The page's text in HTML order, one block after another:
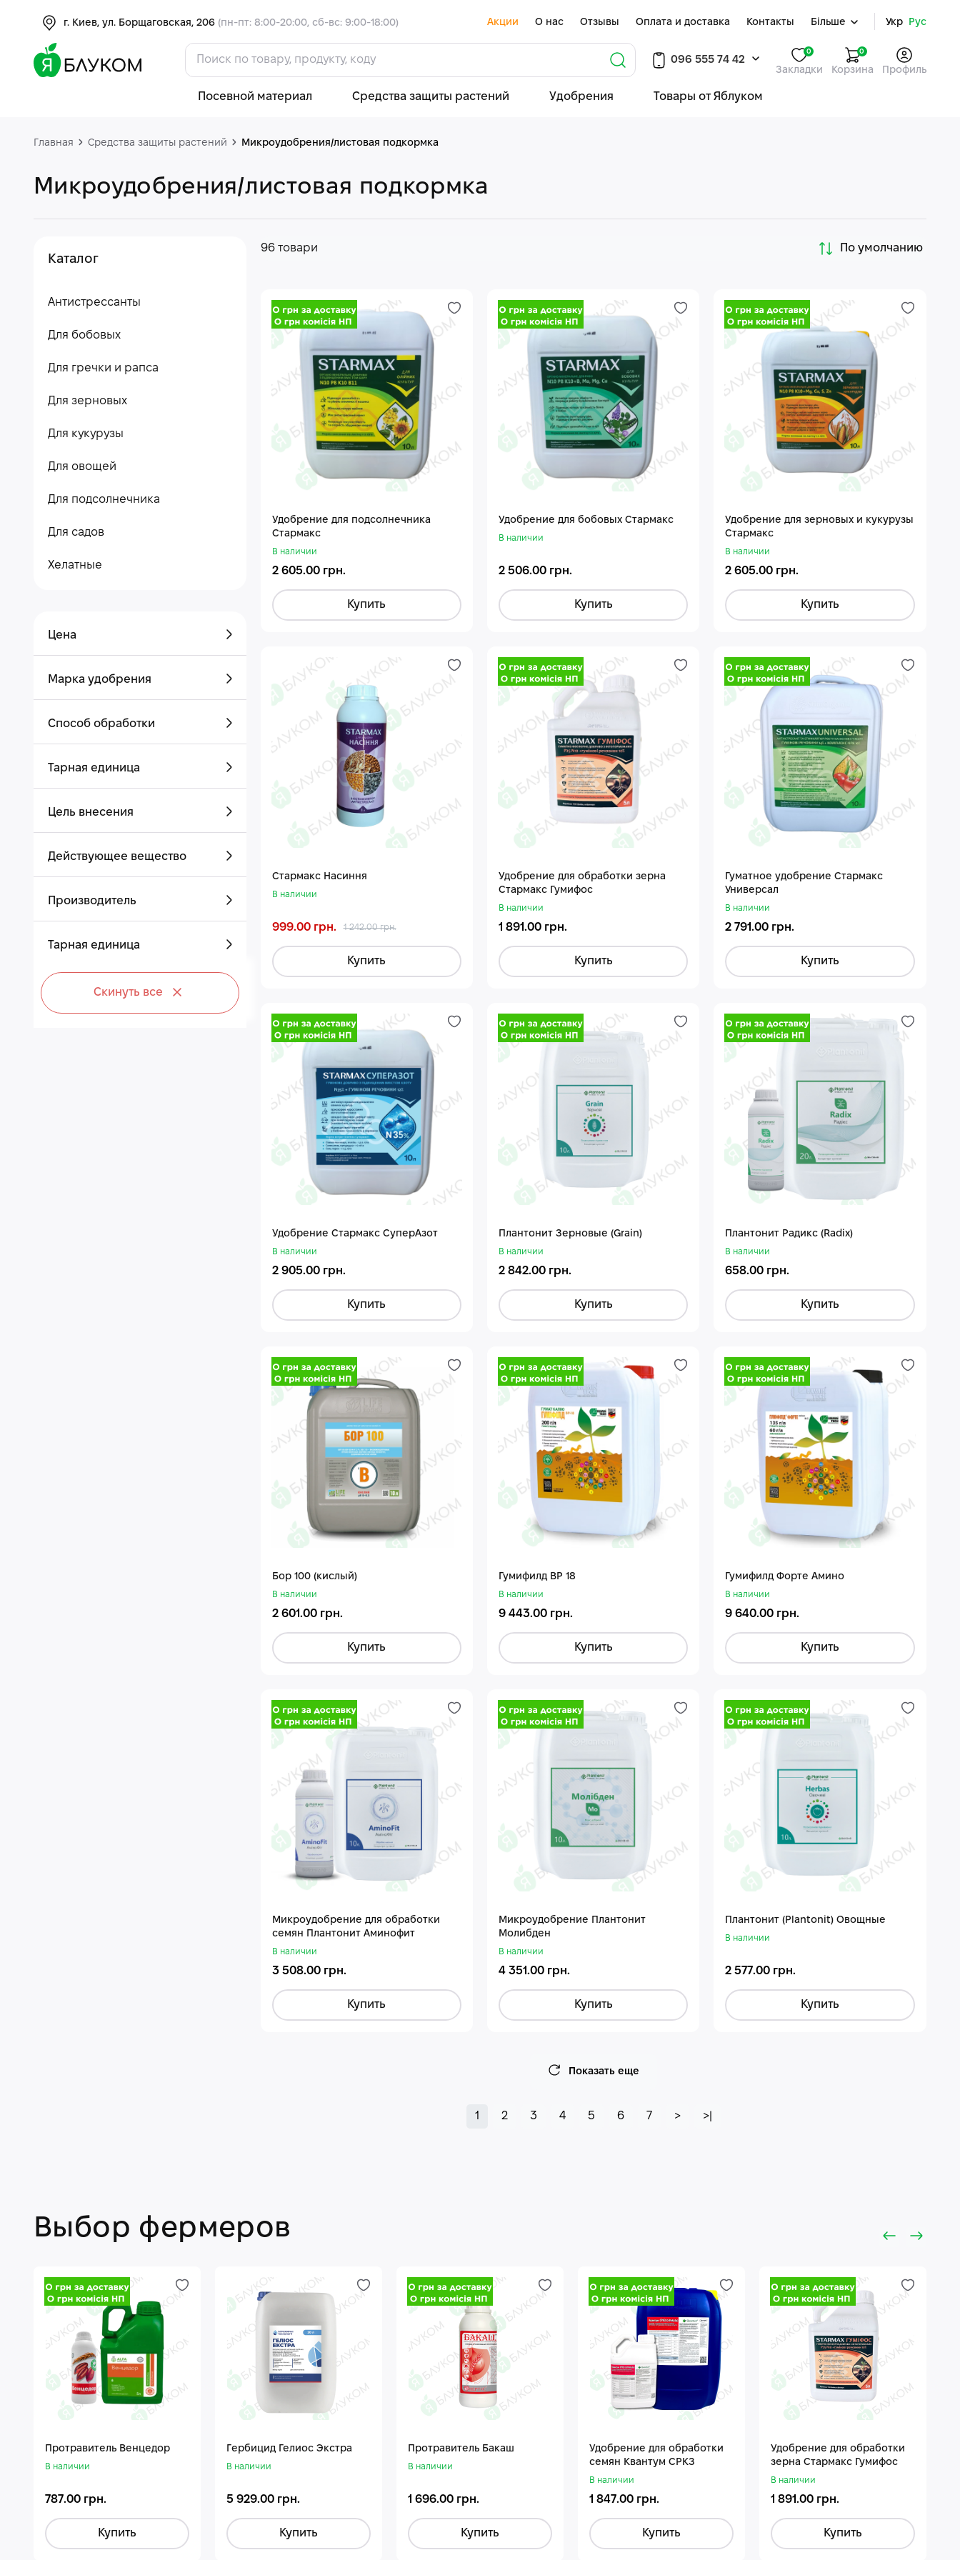
г. Киев, ул. Борщаговская, 206 (пн-пт: 8:00-20:00, сб-вс: 9:00-18:00) Акции О нас Отзывы Оплата и доставка Контакты Більше Укр Рус
096 555 74 42
Закладки
0 0
Корзина Профиль
Посевной материал Средства защиты растений Удобрения Товары от Яблуком
Главная Средства защиты растений Микроудобрения/листовая подкормка
Микроудобрения/листовая подкормка
Каталог
Антистрессанты
Для бобовых
Для гречки и рапса
Для зерновых
Для кукурузы
Для овощей
Для подсолнечника
Для садов
Хелатные
Цена
Марка удобрения
Способ обработки
Тарная единица
Цель внесения
Действующее вещество
Производитель
Тарная единица
Скинуть все
96 товари По умолчанию
Удобрение для подсолнечника
Стармакс
В наличии
2 605.00 грн.
Купить
Удобрение для бобовых Стармакс
В наличии
2 506.00 грн.
Купить
Удобрение для зерновых и кукурузы
Стармакс
В наличии
2 605.00 грн.
Купить
Стармакс Насиння
В наличии
1 242.00 грн.
999.00 грн.
Купить
Удобрение для обработки зерна
Стармакс Гумифос
В наличии
1 891.00 грн.
Купить
Гуматное удобрение Стармакс
Универсал
В наличии
2 791.00 грн.
Купить
Удобрение Стармакс СуперАзот
В наличии
2 905.00 грн.
Купить
Плантонит Зерновые (Grain)
В наличии
2 842.00 грн.
Купить
Плантонит Радикс (Radix)
В наличии
658.00 грн.
Купить
Бор 100 (кислый)
В наличии
2 601.00 грн.
Купить
Гумифилд ВР 18
В наличии
9 443.00 грн.
Купить
Гумифилд Форте Амино
В наличии
9 640.00 грн.
Купить
Микроудобрение для обработки
семян Плантонит Аминофит
В наличии
3 508.00 грн.
Купить
Микроудобрение Плантонит
Молибден
В наличии
4 351.00 грн.
Купить
Плантонит (Plantonit) Овощные
В наличии
2 577.00 грн.
Купить
Показать еще
1 2 3 4 5 6 7 > >|
Выбор фермеров
Протравитель Венцедор
В наличии
787.00 грн.
Купить
Гepбицид Гелиос Экстра
В наличии
5 929.00 грн.
Купить
Протравитель Бакаш
В наличии
1 696.00 грн.
Купить
Удобрение для обработки
семян Квантум СРКЗ
В наличии
1 847.00 грн.
Купить
Удобрение для обработки
зерна Стармакс Гумифос
В наличии
1 891.00 грн.
Купить